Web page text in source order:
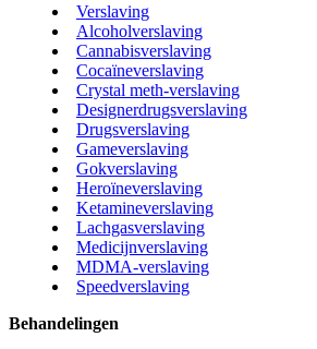
Verslaving
Alcoholverslaving
Cannabisverslaving
Cocaïneverslaving
Crystal meth-verslaving
Designerdrugsverslaving
Drugsverslaving
Gameverslaving
Gokverslaving
Heroïneverslaving
Ketamineverslaving
Lachgasverslaving
Medicijnverslaving
MDMA-verslaving
Speedverslaving
Behandelingen